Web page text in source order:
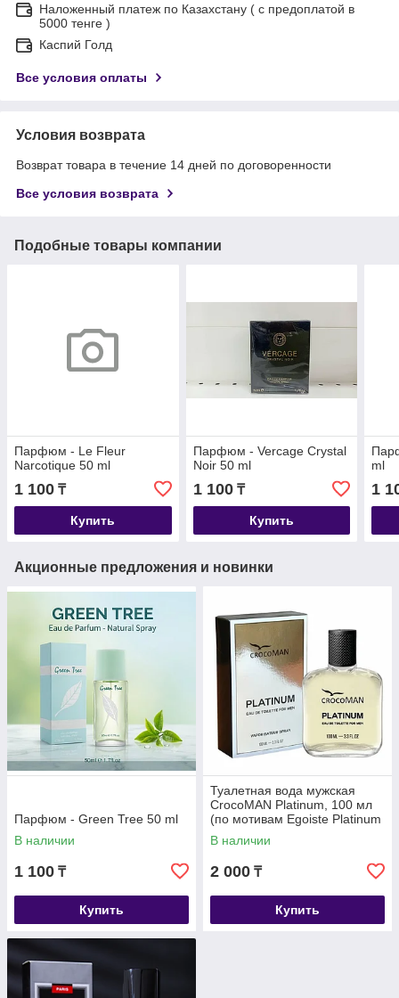
Наложенный платеж по Казахстану ( с предоплатой в
5000 тенге )
Каспий Голд
Все условия оплаты
Условия возврата
Возврат товара в течение 14 дней по договоренности
Все условия возврата
Подобные товары компании
Парфюм - Le Fleur
Narcotique 50 ml
1 100 ₸
Купить
Парфюм - Vercage Crystal
Noir 50 ml
1 100₸
Купить
ml
1
Акционные предложения и новинки
Парфюм - Green Tree 50 ml
В наличии
1 100 ₸
Купить
Туалетная вода мужская
CrocoMAN Platinum, 100 мл
(по мотивам Egoiste Platinum
(Chanel)
В наличии
2 000 ₸
Купить